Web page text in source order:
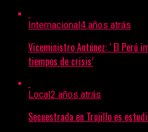
Internacional 4 años atrás
Viceministro Antúnez: ‘ El Perú
tiempos de crisis’
Local 2 años atrás
Secuestrada en Trujillo es